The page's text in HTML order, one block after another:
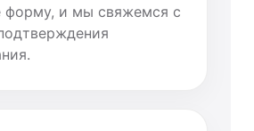
форму, и мы свяжемся с